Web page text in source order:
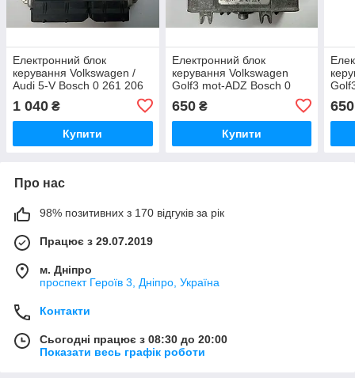
Електронний блок
керування Volkswagen /
Audi 5-V Bosch 0 261 206
1 040 ₴
Купити
Електронний блок
керування Volkswagen
Golf3 mot-ADZ Bosch 0
0261203707/708 / 10/60 /
1H0 907 311 P /
1H0907311P
650₴
Купити
/ 10/
650
Про нас
98% позитивних з 170 відгуків за рік
Працює з 29.07.2019
м. Дніпро
проспект Героїв 3, Дніпро, Україна
Контакти
Сьогодні працює з 08:30 до 20:00
Показати весь графік роботи